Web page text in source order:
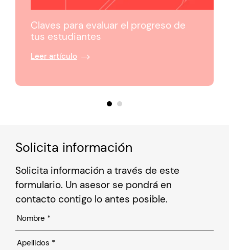
Claves para evaluar el progreso de
tus estudiantes
Leer artículo
Solicita información
Solicita información a través de este
formulario. Un asesor se pondrá en
contacto contigo lo antes posible.